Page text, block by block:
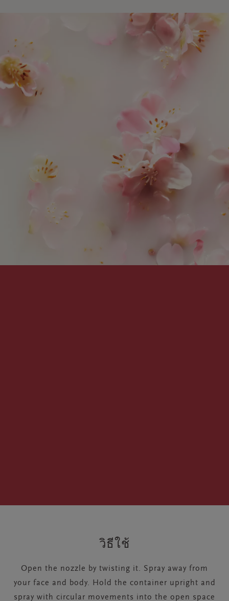
วิธีใช้
Open the nozzle by twisting it. Spray away from
your face and body. Hold the container upright and
spray with circular movements into the open space